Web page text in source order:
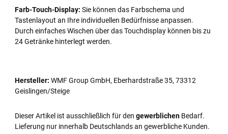
Farb-Touch-Display: Sie können das Farbschema und
Tastenlayout an Ihre individuellen Bedürfnisse anpassen.
Durch einfaches Wischen über das Touchdisplay können bis zu
24 Getränke hinterlegt werden.
Hersteller: WMF Group GmbH, Eberhardstraße 35, 73312
Geislingen/Steige
Dieser Artikel ist ausschließlich für den gewerblichen Bedarf.
Lieferung nur innerhalb Deutschlands an gewerbliche Kunden.